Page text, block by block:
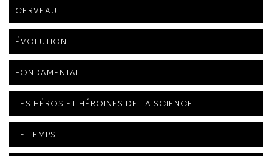
CERVEAU
ÉVOLUTION
FONDAMENTAL
LES HÉROS ET HÉROÏNES DE LA SCIENCE
LE TEMPS